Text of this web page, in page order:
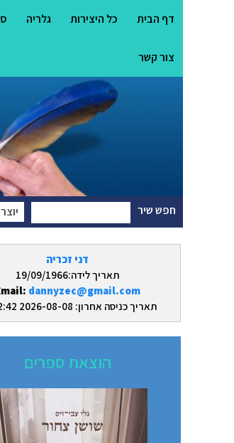
דף הבית כל היצירות גלריה
צור קשר
חפש שיר
דני זכריה
תאריך לידה:19/09/1966
dannyzec@gmail.com
תאריך כניסה אחרון: 2026-08-08 06:22:42
הוצאת ספרים